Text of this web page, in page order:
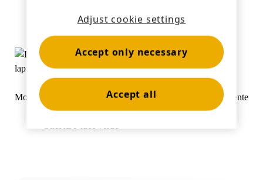
Mostrato montato sotto il bancone
Mostrato montato sopra il bancone utilizzando la nostra potente
ventosa antifurto
Adjust cookie settings
Accept only necessary
Accept all